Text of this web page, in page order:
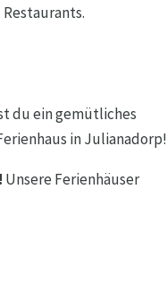
du ein gemütliches
in Julianadorp!
Unsere Ferienhäuser